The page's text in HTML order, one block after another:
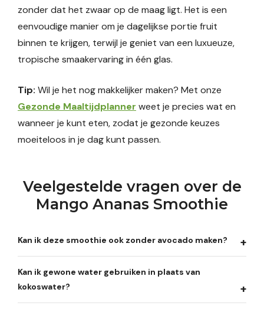
zonder dat het zwaar op de maag ligt. Het is een
eenvoudige manier om je dagelijkse portie fruit
binnen te krijgen, terwijl je geniet van een luxueuze,
tropische smaakervaring in één glas.
Tip: Wil je het nog makkelijker maken? Met onze
Gezonde Maaltijdplanner weet je precies wat en
wanneer je kunt eten, zodat je gezonde keuzes
moeiteloos in je dag kunt passen.
Veelgestelde vragen over de
Mango Ananas Smoothie
Kan ik deze smoothie ook zonder avocado maken?
Kan ik gewone water gebruiken in plaats van
kokoswater?